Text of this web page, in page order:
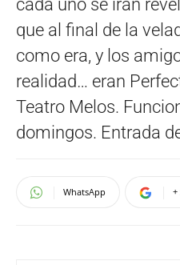
cada uno se irán
que al final de la
como era, y los
realidad… eran
Teatro Melos.
domingos. Entrada
WhatsApp +